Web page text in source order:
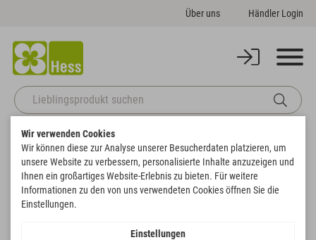
Über uns Händler Login
Startseite Deko Florales
Zurück zur Artikelübersicht
Wir verwenden Cookies
Wir können diese zur Analyse unserer Besucherdaten platzieren, um
unsere Website zu verbessern, personalisierte Inhalte anzuzeigen und
Ihnen ein großartiges Website-Erlebnis zu bieten. Für weitere
Informationen zu den von uns verwendeten Cookies öffnen Sie die
Einstellungen.
Einstellungen